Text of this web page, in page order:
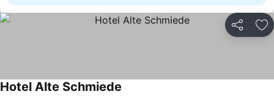
Partilhar
Hotel Alte Schmiede